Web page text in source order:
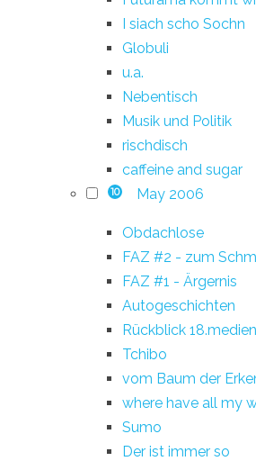
I siach scho Sochn
Globuli
u.a.
Nebentisch
Musik und Politik
rischdisch
caffeine and sugar
10 May 2006
Obdachlose
FAZ #2 - zum
FAZ #1 - Ärgernis
Autogeschichten
Rückblick
Tchibo
vom Baum der
where have all my
Sumo
Der ist immer so